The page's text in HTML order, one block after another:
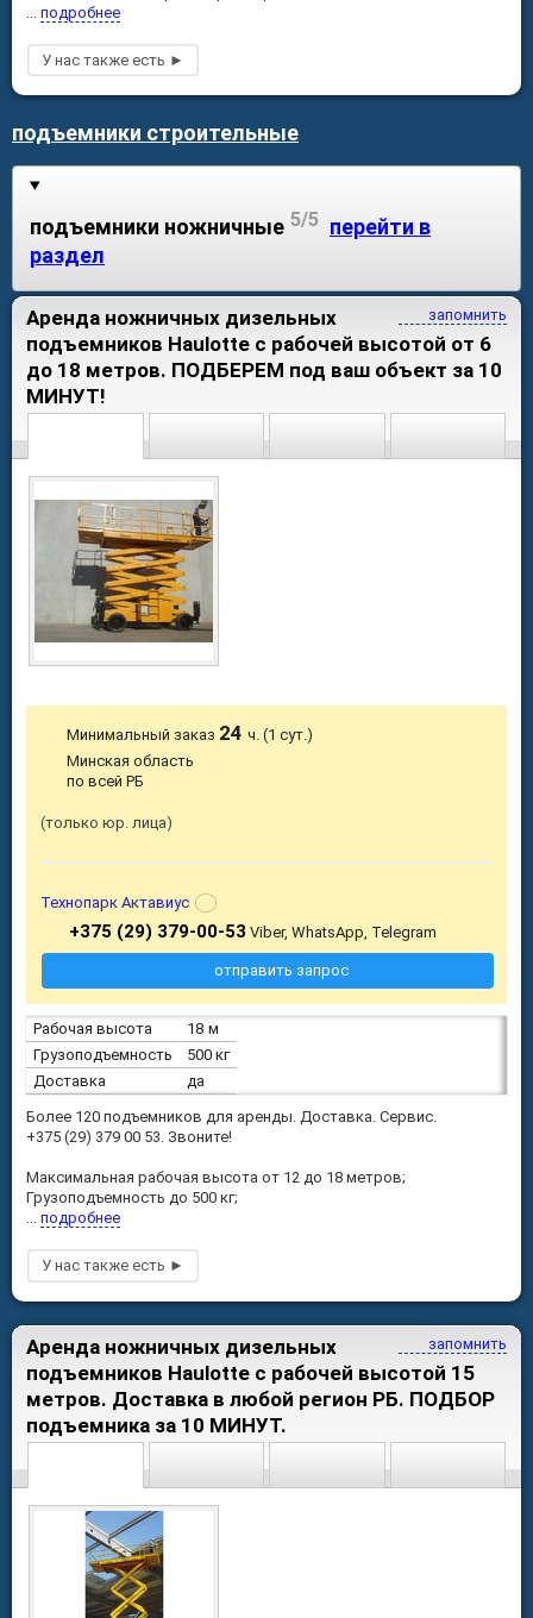
подробнее
подъемники строительные
подъемники ножничные 5/5 перейти в
раздел
запомнить
Аренда ножничных дизельных
подъемников Haulotte с рабочей высотой от 6
до 18 метров. ПОДБЕРЕМ под ваш объект за 10
МИНУТ!
Рабочая высота
18 м
Грузоподъемность
500 кг
Доставка
да
Более 120 подъемников для аренды. Доставка. Сервис.
+375 (29) 379 00 53. Звоните!
Максимальная рабочая высота от 12 до 18 метров;
Грузоподъемность до 500 кг;
... подробнее
Минимальный заказ 24ч. (1 сут.)
Минская область
по всей РБ
только юр. лица
Технопарк Актавиус
+375 (29) 379-00-53 Viber, WhatsApp, Telegram
отправить запрос
запомнить
Аренда ножничных дизельных
подъемников Haulotte с рабочей высотой 15
метров. Доставка в любой регион РБ. ПОДБОР
подъемника за 10 МИНУТ.